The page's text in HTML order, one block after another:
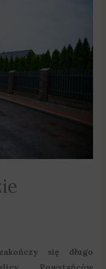
się długo